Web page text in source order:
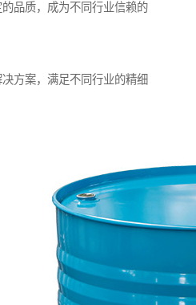
品质，成为不同行业信赖的
方案，满足不同行业的精细